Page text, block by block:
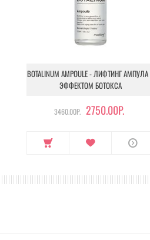
BOTALINUM AMPOULE - ЛИФТИНГ
ЭФФЕКТОМ БОТОКСА
3460.00Р. 2750.00Р.